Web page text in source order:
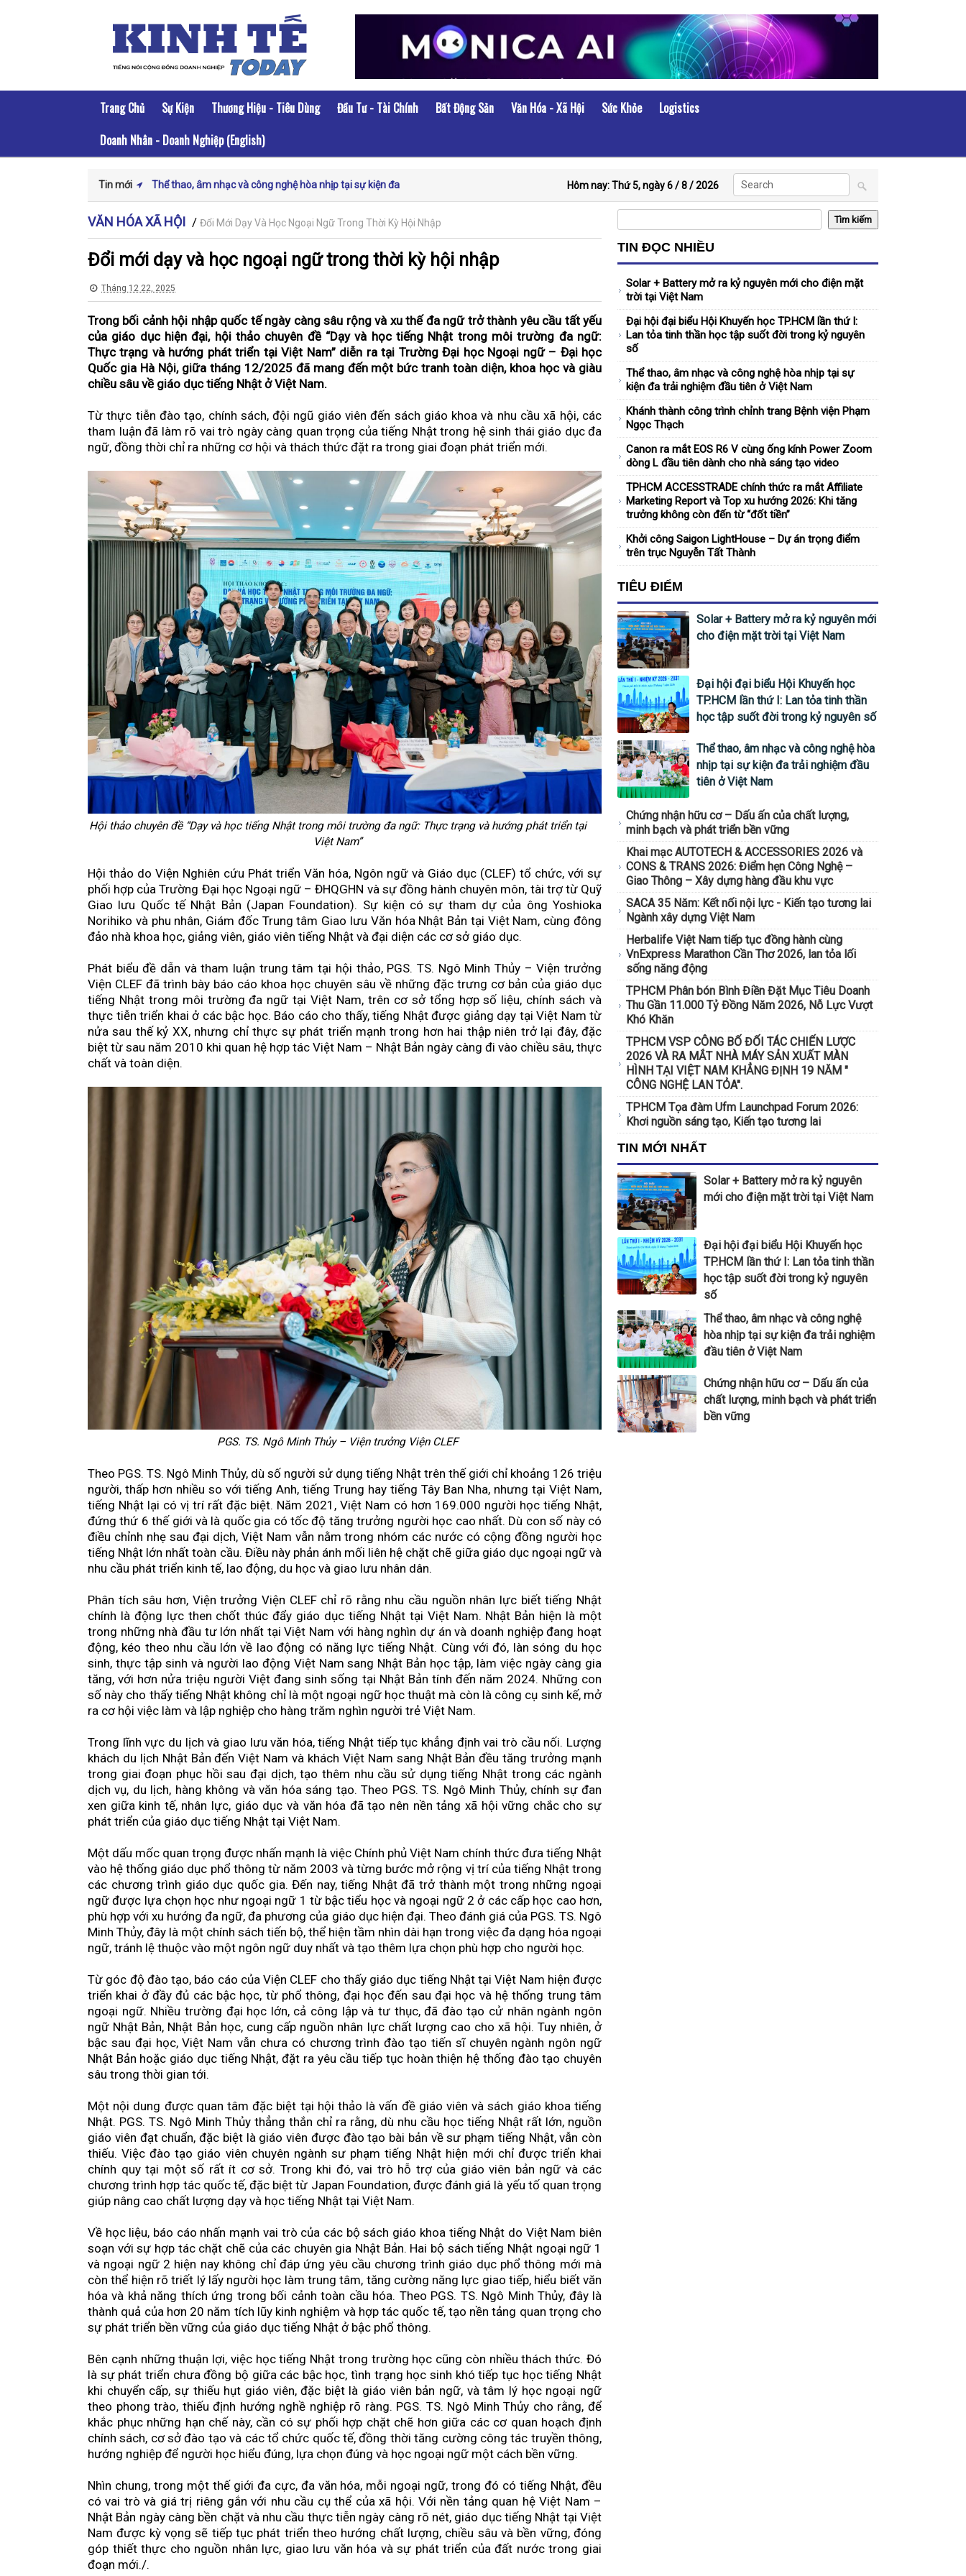
Trang Chủ Sự Kiện Thương Hiệu - Tiêu Dùng Đầu Tư - Tài Chính Bất Động Sản Văn Hóa - Xã Hội Sức Khỏe
Logistics
Doanh Nhân - Doanh Nghiệp (English)
Tin mới Thể thao, âm nhạc và công nghệ hòa nhịp tại sự kiện đa
Chứng nhận hữu cơ – Dấu ấn của chất lượng, minh bạch
và phát triển bền vững
Tái cấu trúc chuỗi cung ứng toàn cầu: Mở rộng không gian
Chạm vào di sản: Khi công nghệ mở lối cho văn hóa và du
lịch TP.HCM
Giữ gìn thuần phong mỹ tục – Nền tảng khẳng định hệ giá
trị con người Thành phố Hồ Chí Minh
INNOEX 2026: Điểm bước ngoặt định hình năng lực cạnh
Khởi công Saigon LightHouse – Dự án trọng điểm trên
trục Nguyễn Tất Thành
Khánh thành công trình chỉnh trang Bệnh viện Phạm Ngọc
Công nghệ sản xuất của Ý mở hướng nâng cao năng lực
cạnh tranh cho doanh nghiệp Việt
Phát hành chứng khoán: Khơi thông nguồn lực cho tăng
trưởng kinh tế
ĐHĐCĐ thường niên NRC 2026: Khởi động giai đoạn tăng
trưởng mới với chiến lược tăng vốn và tái định vị thương
hiệu
Cơ khí Việt tìm sức bật toàn cầu từ công nghệ Ý
Ngày hội Văn hóa Áo dài TP.HCM lần thứ II: Lan tỏa vẻ đẹp
di sản trong nhịp sống hiện đại
VITAS phối hợp JACK Technology thúc đẩy mô hình nhà
máy thông minh cho ngành dệt may Việt Nam
“Trang sách và Mái trường” – Sân chơi văn học tôn vinh tri
thức và ký ức học đường
“Chạm di sản – Ký ức đô thị”: Đánh thức ký ức Sài Gòn
bằng công nghệ số
Kỷ nguyên số và bước tiến mới của thanh toán thông
minh tại Việt Nam
TP.HCM đặt mục tiêu hình thành ngành công nghiệp tái
chế chất thải xây dựng hiện đại
Solar + Battery mở ra kỷ nguyên mới cho điện mặt trời tại
Đại hội đại biểu Hội Khuyến học TP.HCM lần thứ I: Lan tỏa
Hôm nay: Thứ 5, ngày 6 / 8 /2026
VĂN HÓA XÃ HỘI / Đổi Mới Dạy Và Học Ngoại Ngữ Trong Thời Kỳ Hội Nhập
Đổi mới dạy và học ngoại ngữ trong thời kỳ hội nhập
Tháng 12 22, 2025
Trong bối cảnh hội nhập quốc tế ngày càng sâu rộng và xu thế đa ngữ trở thành yêu cầu tất yếu
của giáo dục hiện đại, hội thảo chuyên đề “Dạy và học tiếng Nhật trong môi trường đa ngữ:
Thực trạng và hướng phát triển tại Việt Nam” diễn ra tại Trường Đại học Ngoại ngữ – Đại học
Quốc gia Hà Nội, giữa tháng 12/2025 đã mang đến một bức tranh toàn diện, khoa học và giàu
chiều sâu về giáo dục tiếng Nhật ở Việt Nam.
Từ thực tiễn đào tạo, chính sách, đội ngũ giáo viên đến sách giáo khoa và nhu cầu xã hội, các
tham luận đã làm rõ vai trò ngày càng quan trọng của tiếng Nhật trong hệ sinh thái giáo dục đa
ngữ, đồng thời chỉ ra những cơ hội và thách thức đặt ra trong giai đoạn phát triển mới.
Hội thảo chuyên đề “Dạy và học tiếng Nhật trong môi trường đa ngữ: Thực trạng và hướng phát triển tại
Việt Nam”
Hội thảo do Viện Nghiên cứu Phát triển Văn hóa, Ngôn ngữ và Giáo dục (CLEF) tổ chức, với sự
phối hợp của Trường Đại học Ngoại ngữ – ĐHQGHN và sự đồng hành chuyên môn, tài trợ từ Quỹ
Giao lưu Quốc tế Nhật Bản (Japan Foundation). Sự kiện có sự tham dự của ông Yoshioka
Norihiko và phu nhân, Giám đốc Trung tâm Giao lưu Văn hóa Nhật Bản tại Việt Nam, cùng đông
đảo nhà khoa học, giảng viên, giáo viên tiếng Nhật và đại diện các cơ sở giáo dục.
Phát biểu đề dẫn và tham luận trung tâm tại hội thảo, PGS. TS. Ngô Minh Thủy – Viện trưởng
Viện CLEF đã trình bày báo cáo khoa học chuyên sâu về những đặc trưng cơ bản của giáo dục
tiếng Nhật trong môi trường đa ngữ tại Việt Nam, trên cơ sở tổng hợp số liệu, chính sách và
thực tiễn triển khai ở các bậc học. Báo cáo cho thấy, tiếng Nhật được giảng dạy tại Việt Nam từ
nửa sau thế kỷ XX, nhưng chỉ thực sự phát triển mạnh trong hơn hai thập niên trở lại đây, đặc
biệt từ sau năm 2010 khi quan hệ hợp tác Việt Nam – Nhật Bản ngày càng đi vào chiều sâu, thực
chất và toàn diện.
PGS. TS. Ngô Minh Thủy – Viện trưởng Viện CLEF
Theo PGS. TS. Ngô Minh Thủy, dù số người sử dụng tiếng Nhật trên thế giới chỉ khoảng 126 triệu
người, thấp hơn nhiều so với tiếng Anh, tiếng Trung hay tiếng Tây Ban Nha, nhưng tại Việt Nam,
tiếng Nhật lại có vị trí rất đặc biệt. Năm 2021, Việt Nam có hơn 169.000 người học tiếng Nhật,
đứng thứ 6 thế giới và là quốc gia có tốc độ tăng trưởng người học cao nhất. Dù con số này có
điều chỉnh nhẹ sau đại dịch, Việt Nam vẫn nằm trong nhóm các nước có cộng đồng người học
tiếng Nhật lớn nhất toàn cầu. Điều này phản ánh mối liên hệ chặt chẽ giữa giáo dục ngoại ngữ và
nhu cầu phát triển kinh tế, lao động, du học và giao lưu nhân dân.
Phân tích sâu hơn, Viện trưởng Viện CLEF chỉ rõ rằng nhu cầu nguồn nhân lực biết tiếng Nhật
chính là động lực then chốt thúc đẩy giáo dục tiếng Nhật tại Việt Nam. Nhật Bản hiện là một
trong những nhà đầu tư lớn nhất tại Việt Nam với hàng nghìn dự án và doanh nghiệp đang hoạt
động, kéo theo nhu cầu lớn về lao động có năng lực tiếng Nhật. Cùng với đó, làn sóng du học
sinh, thực tập sinh và người lao động Việt Nam sang Nhật Bản học tập, làm việc ngày càng gia
tăng, với hơn nửa triệu người Việt đang sinh sống tại Nhật Bản tính đến năm 2024. Những con
số này cho thấy tiếng Nhật không chỉ là một ngoại ngữ học thuật mà còn là công cụ sinh kế, mở
ra cơ hội việc làm và lập nghiệp cho hàng trăm nghìn người trẻ Việt Nam.
Trong lĩnh vực du lịch và giao lưu văn hóa, tiếng Nhật tiếp tục khẳng định vai trò cầu nối. Lượng
khách du lịch Nhật Bản đến Việt Nam và khách Việt Nam sang Nhật Bản đều tăng trưởng mạnh
trong giai đoạn phục hồi sau đại dịch, tạo thêm nhu cầu sử dụng tiếng Nhật trong các ngành
dịch vụ, du lịch, hàng không và văn hóa sáng tạo. Theo PGS. TS. Ngô Minh Thủy, chính sự đan
xen giữa kinh tế, nhân lực, giáo dục và văn hóa đã tạo nên nền tảng xã hội vững chắc cho sự
phát triển của giáo dục tiếng Nhật tại Việt Nam.
Một dấu mốc quan trọng được nhấn mạnh là việc Chính phủ Việt Nam chính thức đưa tiếng Nhật
vào hệ thống giáo dục phổ thông từ năm 2003 và từng bước mở rộng vị trí của tiếng Nhật trong
các chương trình giáo dục quốc gia. Đến nay, tiếng Nhật đã trở thành một trong những ngoại
ngữ được lựa chọn học như ngoại ngữ 1 từ bậc tiểu học và ngoại ngữ 2 ở các cấp học cao hơn,
phù hợp với xu hướng đa ngữ, đa phương của giáo dục hiện đại. Theo đánh giá của PGS. TS. Ngô
Minh Thủy, đây là một chính sách tiến bộ, thể hiện tầm nhìn dài hạn trong việc đa dạng hóa ngoại
ngữ, tránh lệ thuộc vào một ngôn ngữ duy nhất và tạo thêm lựa chọn phù hợp cho người học.
Từ góc độ đào tạo, báo cáo của Viện CLEF cho thấy giáo dục tiếng Nhật tại Việt Nam hiện được
triển khai ở đầy đủ các bậc học, từ phổ thông, đại học đến sau đại học và hệ thống trung tâm
ngoại ngữ. Nhiều trường đại học lớn, cả công lập và tư thục, đã đào tạo cử nhân ngành ngôn
ngữ Nhật Bản, Nhật Bản học, cung cấp nguồn nhân lực chất lượng cao cho xã hội. Tuy nhiên, ở
bậc sau đại học, Việt Nam vẫn chưa có chương trình đào tạo tiến sĩ chuyên ngành ngôn ngữ
Nhật Bản hoặc giáo dục tiếng Nhật, đặt ra yêu cầu tiếp tục hoàn thiện hệ thống đào tạo chuyên
sâu trong thời gian tới.
Một nội dung được quan tâm đặc biệt tại hội thảo là vấn đề giáo viên và sách giáo khoa tiếng
Nhật. PGS. TS. Ngô Minh Thủy thẳng thắn chỉ ra rằng, dù nhu cầu học tiếng Nhật rất lớn, nguồn
giáo viên đạt chuẩn, đặc biệt là giáo viên được đào tạo bài bản về sư phạm tiếng Nhật, vẫn còn
thiếu. Việc đào tạo giáo viên chuyên ngành sư phạm tiếng Nhật hiện mới chỉ được triển khai
chính quy tại một số rất ít cơ sở. Trong khi đó, vai trò hỗ trợ của giáo viên bản ngữ và các
chương trình hợp tác quốc tế, đặc biệt từ Japan Foundation, được đánh giá là yếu tố quan trọng
giúp nâng cao chất lượng dạy và học tiếng Nhật tại Việt Nam.
Về học liệu, báo cáo nhấn mạnh vai trò của các bộ sách giáo khoa tiếng Nhật do Việt Nam biên
soạn với sự hợp tác chặt chẽ của các chuyên gia Nhật Bản. Hai bộ sách tiếng Nhật ngoại ngữ 1
và ngoại ngữ 2 hiện nay không chỉ đáp ứng yêu cầu chương trình giáo dục phổ thông mới mà
còn thể hiện rõ triết lý lấy người học làm trung tâm, tăng cường năng lực giao tiếp, hiểu biết văn
hóa và khả năng thích ứng trong bối cảnh toàn cầu hóa. Theo PGS. TS. Ngô Minh Thủy, đây là
thành quả của hơn 20 năm tích lũy kinh nghiệm và hợp tác quốc tế, tạo nền tảng quan trọng cho
sự phát triển bền vững của giáo dục tiếng Nhật ở bậc phổ thông.
Bên cạnh những thuận lợi, việc học tiếng Nhật trong trường học cũng còn nhiều thách thức. Đó
là sự phát triển chưa đồng bộ giữa các bậc học, tình trạng học sinh khó tiếp tục học tiếng Nhật
khi chuyển cấp, sự thiếu hụt giáo viên, đặc biệt là giáo viên bản ngữ, và tâm lý học ngoại ngữ
theo phong trào, thiếu định hướng nghề nghiệp rõ ràng. PGS. TS. Ngô Minh Thủy cho rằng, để
khắc phục những hạn chế này, cần có sự phối hợp chặt chẽ hơn giữa các cơ quan hoạch định
chính sách, cơ sở đào tạo và các tổ chức quốc tế, đồng thời tăng cường công tác truyền thông,
hướng nghiệp để người học hiểu đúng, lựa chọn đúng và học ngoại ngữ một cách bền vững.
Nhìn chung, trong một thế giới đa cực, đa văn hóa, mỗi ngoại ngữ, trong đó có tiếng Nhật, đều
có vai trò và giá trị riêng gắn với nhu cầu cụ thể của xã hội. Với nền tảng quan hệ Việt Nam –
Nhật Bản ngày càng bền chặt và nhu cầu thực tiễn ngày càng rõ nét, giáo dục tiếng Nhật tại Việt
Nam được kỳ vọng sẽ tiếp tục phát triển theo hướng chất lượng, chiều sâu và bền vững, đóng
góp thiết thực cho nguồn nhân lực, giao lưu văn hóa và sự phát triển của đất nước trong giai
đoạn mới./.
TIN ĐỌC NHIỀU
Solar + Battery mở ra kỷ nguyên mới cho điện mặt
trời tại Việt Nam
Đại hội đại biểu Hội Khuyến học TP.HCM lần thứ I:
Lan tỏa tinh thần học tập suốt đời trong kỷ nguyên
số
Thể thao, âm nhạc và công nghệ hòa nhịp tại sự
kiện đa trải nghiệm đầu tiên ở Việt Nam
Khánh thành công trình chỉnh trang Bệnh viện Phạm
Ngọc Thạch
Canon ra mắt EOS R6 V cùng ống kính Power Zoom
dòng L đầu tiên dành cho nhà sáng tạo video
TPHCM ACCESSTRADE chính thức ra mắt Affiliate
Marketing Report và Top xu hướng 2026: Khi tăng
trưởng không còn đến từ “đốt tiền”
Khởi công Saigon LightHouse – Dự án trọng điểm
trên trục Nguyễn Tất Thành
TIÊU ĐIỂM
Solar + Battery mở ra kỷ nguyên mới
cho điện mặt trời tại Việt Nam
Đại hội đại biểu Hội Khuyến học
TP.HCM lần thứ I: Lan tỏa tinh thần
học tập suốt đời trong kỷ nguyên số
Thể thao, âm nhạc và công nghệ hòa
nhịp tại sự kiện đa trải nghiệm đầu
tiên ở Việt Nam
Chứng nhận hữu cơ – Dấu ấn của chất lượng,
minh bạch và phát triển bền vững
Khai mạc AUTOTECH & ACCESSORIES 2026 và
CONS & TRANS 2026: Điểm hẹn Công Nghệ –
Giao Thông – Xây dựng hàng đầu khu vực
SACA 35 Năm: Kết nối nội lực - Kiến tạo tương lai
Ngành xây dựng Việt Nam
Herbalife Việt Nam tiếp tục đồng hành cùng
VnExpress Marathon Cần Thơ 2026, lan tỏa lối
sống năng động
TPHCM Phân bón Bình Điền Đặt Mục Tiêu Doanh
Thu Gần 11.000 Tỷ Đồng Năm 2026, Nỗ Lực Vượt
Khó Khăn
TPHCM VSP CÔNG BỐ ĐỐI TÁC CHIẾN LƯỢC
2026 VÀ RA MẮT NHÀ MÁY SẢN XUẤT MÀN
HÌNH TẠI VIỆT NAM KHẲNG ĐỊNH 19 NĂM "
CÔNG NGHỆ LAN TỎA".
TPHCM Tọa đàm Ufm Launchpad Forum 2026:
Khơi nguồn sáng tạo, Kiến tạo tương lai
TIN MỚI NHẤT
Solar + Battery mở ra kỷ nguyên
mới cho điện mặt trời tại Việt Nam
Đại hội đại biểu Hội Khuyến học
TP.HCM lần thứ I: Lan tỏa tinh thần
học tập suốt đời trong kỷ nguyên
số
Thể thao, âm nhạc và công nghệ
hòa nhịp tại sự kiện đa trải nghiệm
đầu tiên ở Việt Nam
Chứng nhận hữu cơ – Dấu ấn của
chất lượng, minh bạch và phát triển
bền vững